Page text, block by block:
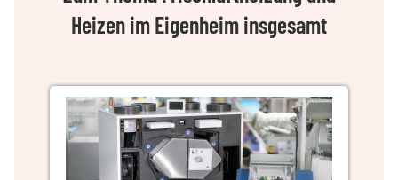
Heizen im Eigenheim insgesamt